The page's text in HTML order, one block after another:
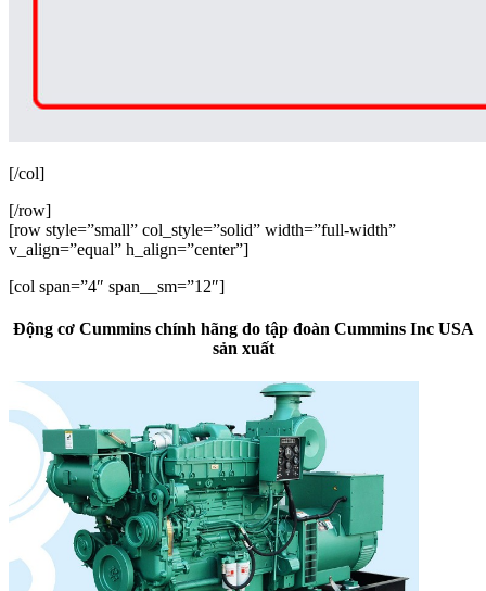
[/col]
[/row]
[row style=”small” col_style=”solid” width=”full-width”
v_align=”equal” h_align=”center”]
[col span=”4″ span__sm=”12″]
Động cơ Cummins chính hãng do tập đoàn Cummins Inc USA
sản xuất